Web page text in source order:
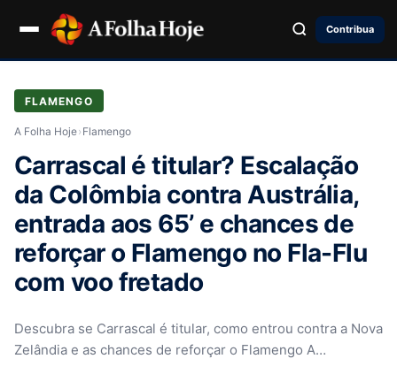
Contribua
FLAMENGO
A Folha Hoje› Flamengo
Carrascal é titular? Escalação
da Colômbia contra Austrália,
entrada aos 65’ e chances de
reforçar o Flamengo no Fla-Flu
com voo fretado
Descubra se Carrascal é titular, como entrou contra a Nova
Zelândia e as chances de reforçar o Flamengo A